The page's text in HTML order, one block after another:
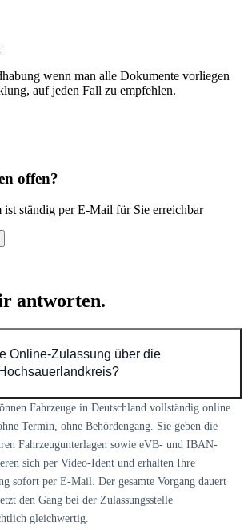
wenn man alle Dokumente vorliegen
auf jeden Fall zu empfehlen.
offen?
ist ständig per E-Mail für Sie erreichbar
antworten.
Online-Zulassung über die
Fahrzeuge in Deutschland vollständig online
Termin, ohne Behördengang. Sie geben die
Fahrzeugunterlagen sowie eVB- und IBAN-
sich per Video-Ident und erhalten Ihre
sofort per E-Mail. Der gesamte Vorgang dauert
den Gang bei der Zulassungsstelle
gleichwertig.